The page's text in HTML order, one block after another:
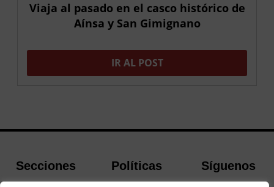
Viaja al pasado en el casco histórico de
Aínsa y San Gimignano
IR AL POST
Secciones Políticas Síguenos